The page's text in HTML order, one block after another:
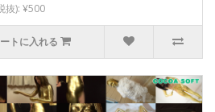
抜): ¥500
トに入れる